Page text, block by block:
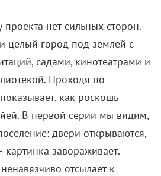
проекта нет сильных сторон.
целый город под землей с
садами, кинотеатрами и
Проходя по
как роскошь
В первой серии мы видим,
двери открываются,
картинка завораживает.
отсылает к